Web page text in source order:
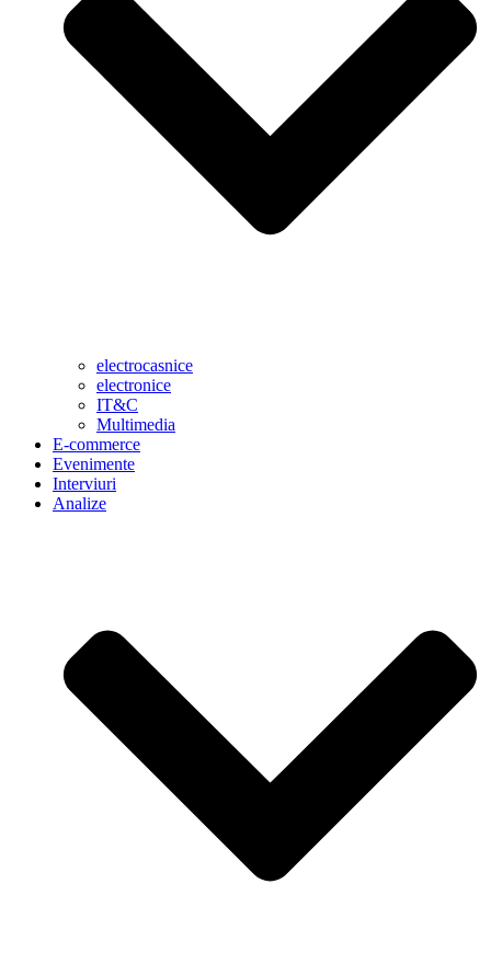
electrocasnice
electronice
IT&C
Multimedia
E-commerce
Evenimente
Interviuri
Analize